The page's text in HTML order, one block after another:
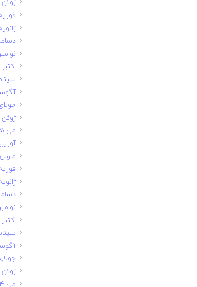
فوریه
ژانویه
دسامبر
نوامبر 2025
اکتبر 2025
سپتامبر
آگوست
جولای
ژوئن 2025
می 2025
آوریل 2025
مارس 2025
فوریه
ژانویه
دسامبر
نوامبر 2024
اکتبر 2024
سپتامبر
آگوست
جولای
ژوئن 2024
می 2024